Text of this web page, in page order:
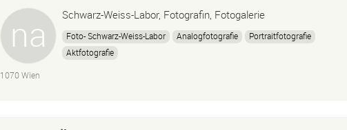
Schwarz-Weiss-Labor, Fotografin, Fotogalerie
Foto- Schwarz-Weiss-Labor Analogfotografie
Portraitfotografie
Aktfotografie
1070 Wien